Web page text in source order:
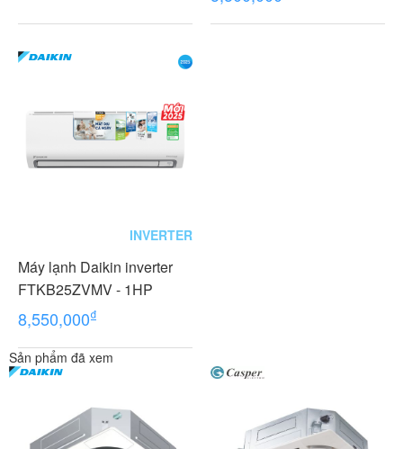
INVERTER
Máy lạnh Daikin inverter
FTKB25ZVMV - 1HP
8,550,000₫
Sản phẩm đã xem